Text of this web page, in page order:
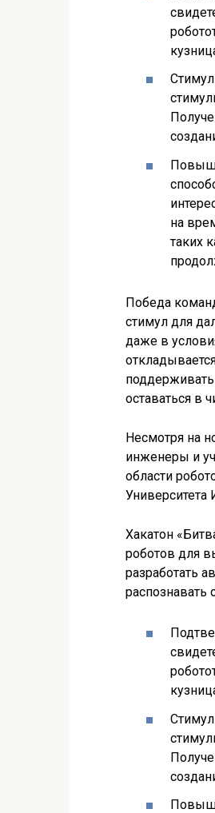
на
таких
Победа
стимул для
даже в
оставаться в
Несмотря на
инженеры и
области
Университета
Хакатон
роботов для
разработать
распознавать